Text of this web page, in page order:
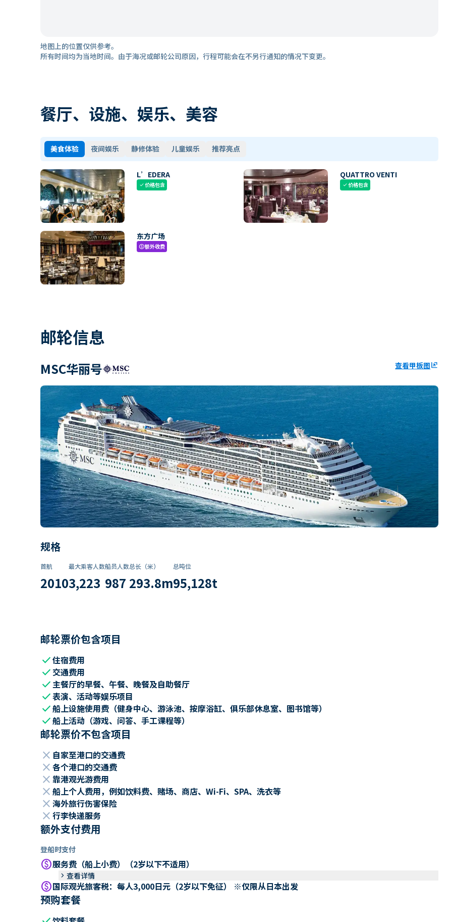
地图上的位置仅供参考。
所有时间均为当地时间。由于海况或邮轮公司原因，行程可能会在不另行通知的情况下变更。
餐厅、设施、娱乐、美容
美食体验 夜间娱乐 静修体验 儿童娱乐 推荐亮点
L’EDERA
check价格包含
QUATTRO VENTI
check价格包含
东方广场
paid额外收费
邮轮信息
MSC华丽号 查看甲板图ungroup
规格
首航
2010
最大乘客人数
3,223
船员人数
987
总长（米）
293.8m
总吨位
95,128t
邮轮票价包含项目
check住宿费用
check 交通费用
check主餐厅的早餐、午餐、晚餐及自助餐厅
check表演、活动等娱乐项目
check船上设施使用费（健身中心、游泳池、按摩浴缸、俱乐部休息室、图书馆等）
check船上活动（游戏、问答、手工课程等）
邮轮票价不包含项目
close 自家至港口的交通费
close 各个港口的交通费
close 靠港观光游费用
close 船上个人费用，例如饮料费、赌场、商店、Wi-Fi、SPA、洗衣等
close 海外旅行伤害保险
close 行李快递服务
额外支付费用
登船时支付
paid服务费（船上小费）（2岁以下不适用）
keyboard_arrow_right 查看详情
paid国际观光旅客税：每人3,000日元（2岁以下免征） ※仅限从日本出发
预购套餐